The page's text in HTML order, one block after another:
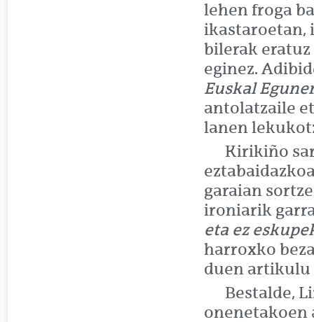
lehen froga
ikastaroetan,
bilerak
eginez.
Euskal
antolatzaile
lanen
Kirikiño
garaian
ironiarik
eta ez
harroxko
duen artikulu
Bestalde,
onenetakoen